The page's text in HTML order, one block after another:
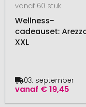
vanaf 60 stuk
Wellness-
cadeauset:
XXL
vanaf € 19,45
03. september